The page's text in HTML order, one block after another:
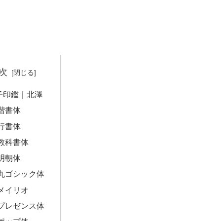
印鑑｜北澤
書体
書体
科書体
朝体
ゴシック体
イリオ
レゼンス体